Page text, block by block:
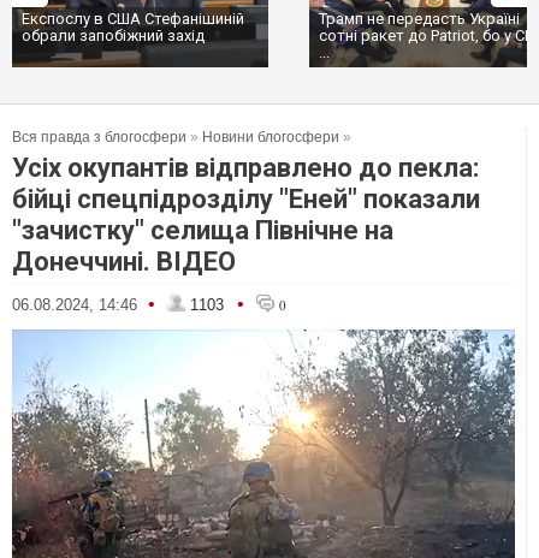
Експослу в США Стефанішиній
обрали запобіжний захід
Трамп не передасть Україні
сотні ракет до Patriot, бо у
...
Вся правда з блогосфери » Новини блогосфери »
Усіх окупантів відправлено до пекла:
бійці спецпідрозділу "Еней" показали
"зачистку" селища Північне на
Донеччині. ВІДЕО
06.08.2024, 14:46 • 1103 • 0